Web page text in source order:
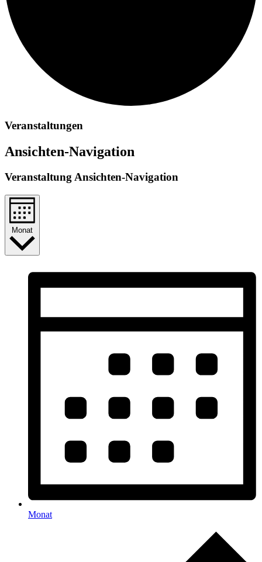
Veranstaltungen
Ansichten-Navigation
Veranstaltung Ansichten-Navigation
Monat
Monat